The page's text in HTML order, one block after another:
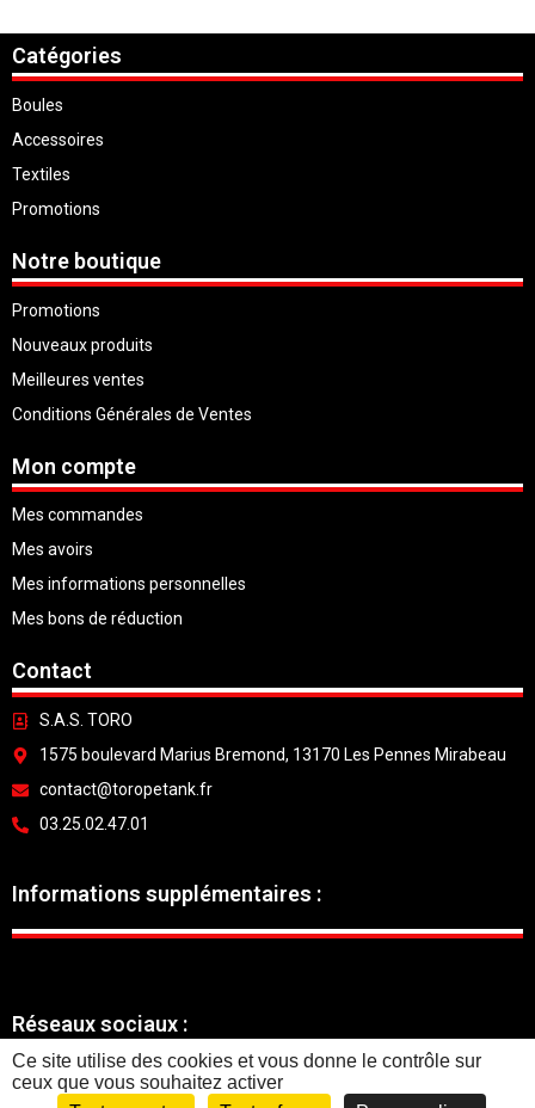
Catégories
Boules
Accessoires
Textiles
Promotions
Notre boutique
Promotions
Nouveaux produits
Meilleures ventes
Conditions Générales de Ventes
Mon compte
Mes commandes
Mes avoirs
Mes informations personnelles
Mes bons de réduction
Contact
S.A.S. TORO
1575 boulevard Marius Bremond, 13170 Les Pennes Mirabeau
contact@toropetank.fr
03.25.02.47.01
Informations supplémentaires :
Réseaux sociaux :
Ce site utilise des cookies et vous donne le contrôle sur
ceux que vous souhaitez activer